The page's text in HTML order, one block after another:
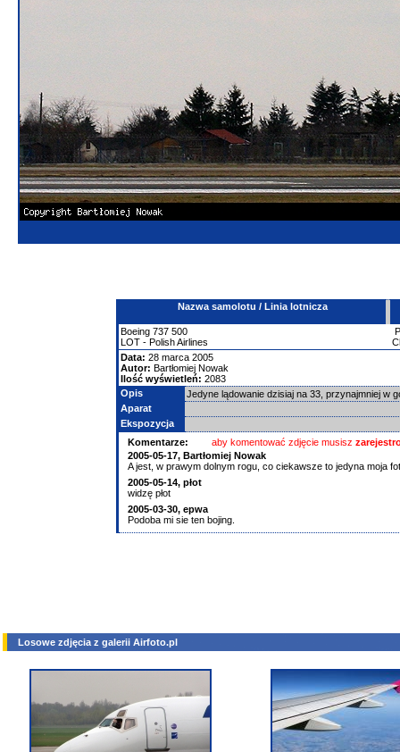
Nazwa samolotu / Linia lotnicza
Boeing 737 500
LOT - Polish Airlines
Data: 28 marca 2005
Autor: Bartłomiej Nowak
Ilość wyświetleń: 2083
Opis
Jedyne lądowanie dzisiaj na 33, przynajmniej w
Aparat
Ekspozycja
Komentarze:
aby komentować zdjęcie musisz
2005-05-17, Bartłomiej Nowak
A jest, w prawym dolnym rogu, co ciekawsze to jedyna moja
2005-05-14, płot
widzę płot
2005-03-30, epwa
Podoba mi sie ten bojing.
Losowe zdjęcia z galerii Airfoto.pl